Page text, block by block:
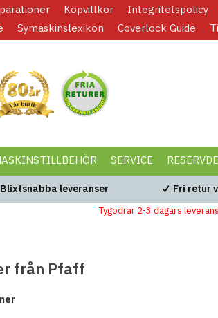
Köpvillkor Integritetspolicy
Symaskinslexikon Coverlock Guide
SERVICE
Blixtsnabba leveranser Fri retur
Tygodrar 2-3 dagars leverans
från Pfaff